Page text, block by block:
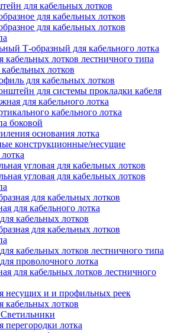
для кабельных лотков
для кабельных лотков
для кабельных лотков
Т-образный для кабельного лотка
кабельных лотков лестничного типа
лотков
для кабельных лотков
для системы прокладки кабеля
для кабельного лотка
кабельного лотка
боковой
основания лотка
конструкционные/несущие
угловая для кабельных лотков
угловая для кабельных лотков
для кабельных лотков
для кабельного лотка
кабельных лотков
для кабельных лотков
кабельных лотков лестничного типа
проволочного лотка
для кабельных лотков лестничного
несущих и и профильных реек
кабельных лотков
Светильники
перегородки лотка